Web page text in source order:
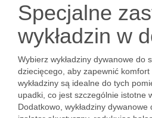
Specjalne
wykładzin w
Wybierz wykładziny dywanowe do
dziecięcego, aby zapewnić komfort
wykładziny są idealne do tych
upadki, co jest szczególnie istotne
Dodatkowo, wykładziny dywanowe